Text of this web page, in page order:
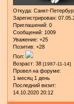
Откуда: Санкт-
Зарегистрирован:
Приглашений: 0
Сообщений: 1009
Уважение: +25
Позитив: +28
Пол:
Возраст: 38 [1987-11-14]
Провел на форуме:
1 месяц 1 день
Последний визит:
14.10.2020 20:12